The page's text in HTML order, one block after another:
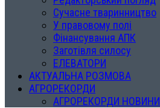
Сучасне тваринництво
У правовому полі
Фінансування АПК
Заготівля силосу
ЕЛЕВАТОРИ
АКТУАЛЬНА РОЗМОВА
АГРОРЕКОРДИ
АГРОРЕКОРДИ НОВИНИ